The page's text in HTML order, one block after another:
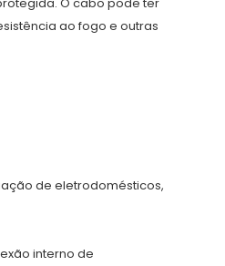
O cabo pode ter
ao fogo e outras
de eletrodomésticos,
interno de